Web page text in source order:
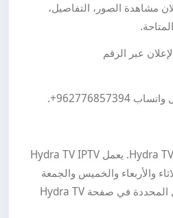
مشاهدة الصور، التفاصيل،
عبر الرقم
واتساب +962776857394
.
هذا الإعلان مقدم من Hydra TV IPTV. يعمل Hydra TV IPTV
والأربعاء والخميس والجمعة
والسبت وفق ساعات العمل المحددة في صفحة Hydra TV